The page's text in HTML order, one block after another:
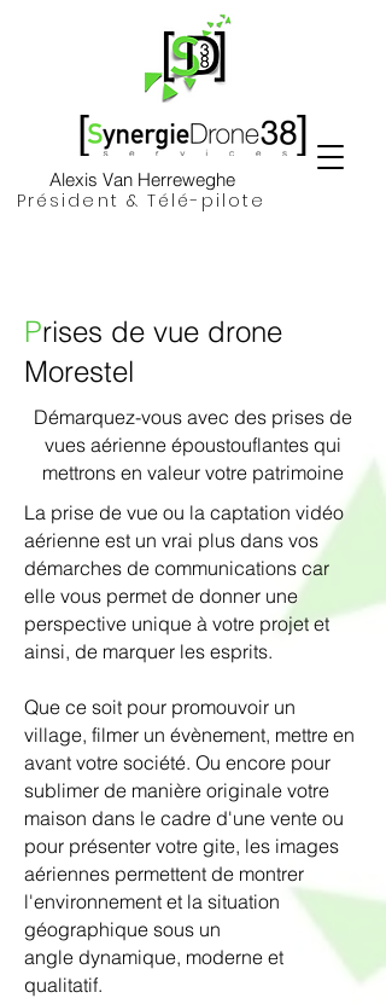
Alexis Van Herreweghe
Président & Télé-pilote
Prises de vue drone
Morestel
Démarquez-vous avec des prises de
vues aérienne époustouflantes qui
mettrons en valeur votre patrimoine
La prise de vue ou la captation vidéo
aérienne est un vrai plus dans vos
démarches de communications car
elle vous permet de donner une
perspective unique à votre projet et
ainsi, de marquer les esprits.
Que ce soit pour promouvoir un
village, filmer un évènement, mettre en
avant votre société. Ou encore pour
sublimer de manière originale votre
maison dans le cadre d'une vente ou
pour présenter votre gite, les images
aériennes permettent de montrer
l'environnement et la situation
géographique sous un
angle dynamique, moderne et
qualitatif.